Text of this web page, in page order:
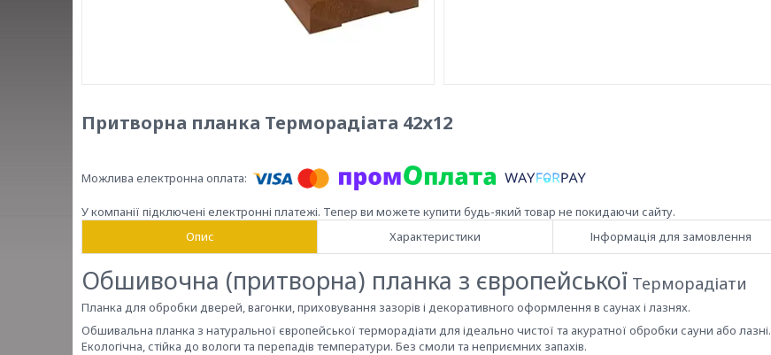
Притворна планка Терморадіата 42х12
У компанії підключені електронні платежі. Тепер ви можете купити будь-який товар не покидаючи сайту.
Опис
Характеристики Інформація для замовлення
Обшивочна (притворна) планка з європейської Терморадіати
Планка для обробки дверей, вагонки, приховування зазорів і декоративного оформлення в саунах і лазнях.
Обшивальна планка з натуральної європейської терморадіати для ідеально чистої та акуратної обробки сауни або лазні.
Екологічна, стійка до вологи та перепадів температури. Без смоли та неприємних запахів.